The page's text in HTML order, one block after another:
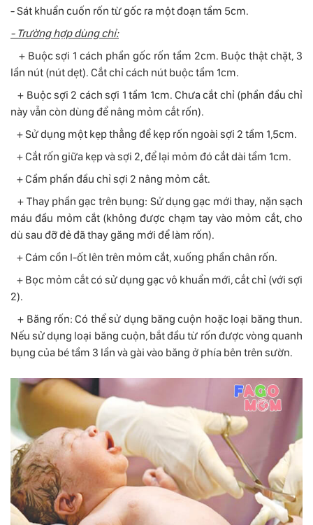
- Sát khuẩn cuốn rốn từ gốc ra một đoạn tầm 5cm.
- Trường hợp dùng chỉ:
+ Buộc sợi 1 cách phần gốc rốn tầm 2cm. Buộc thật chặt, 3
lần nút (nút dẹt). Cắt chỉ cách nút buộc tầm 1cm.
+ Buộc sợi 2 cách sợi 1 tầm 1cm. Chưa cắt chỉ (phần đầu chỉ
này vẫn còn dùng để nâng mỏm cắt rốn).
+ Sử dụng một kẹp thẳng để kẹp rốn ngoài sợi 2 tầm 1,5cm.
+ Cắt rốn giữa kẹp và sợi 2, để lại mỏm đó cắt dài tầm 1cm.
+ Cầm phần đầu chỉ sợi 2 nâng mỏm cắt.
+ Thay phần gạc trên bụng: Sử dụng gạc mới thay, nặn sạch
máu đầu mỏm cắt (không được chạm tay vào mỏm cắt, cho
dù sau đỡ đẻ đã thay găng mới để làm rốn).
+ Cám cồn I-ốt lên trên mỏm cắt, xuống phần chân rốn.
+ Bọc mỏm cắt có sử dụng gạc vô khuẩn mới, cắt chỉ (với sợi
2).
+ Băng rốn: Có thể sử dụng băng cuộn hoặc loại băng thun.
Nếu sử dụng loại băng cuộn, bắt đầu từ rốn được vòng quanh
bụng của bé tầm 3 lần và gài vào băng ở phía bên trên sườn.